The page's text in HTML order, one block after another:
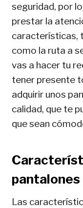
seguridad, por
prestar la
características,
como la ruta a
vas a hacer tu
tener presente
adquirir unos
calidad, que te
que sean
Las